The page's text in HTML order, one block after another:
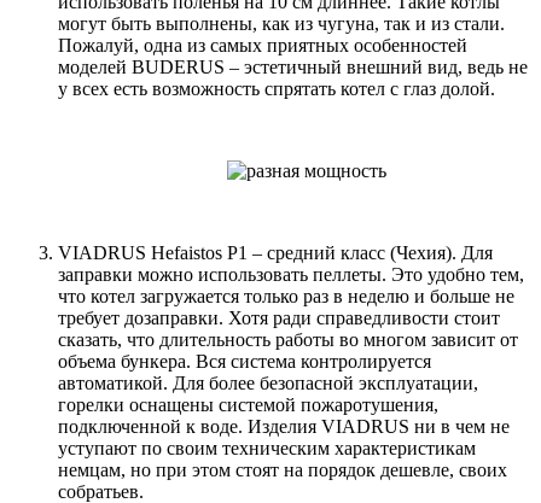
могут быть выполнены, как из чугуна, так и из стали.
Пожалуй, одна из самых приятных особенностей
моделей BUDERUS – эстетичный внешний вид, ведь не
у всех есть возможность спрятать котел с глаз долой.
VIADRUS Нefaistos P1 – средний класс (Чехия). Для
заправки можно использовать пеллеты. Это удобно тем,
что котел загружается только раз в неделю и больше не
требует дозаправки. Хотя ради справедливости стоит
сказать, что длительность работы во многом зависит от
объема бункера. Вся система контролируется
автоматикой. Для более безопасной эксплуатации,
горелки оснащены системой пожаротушения,
подключенной к воде. Изделия VIADRUS ни в чем не
уступают по своим техническим характеристикам
немцам, но при этом стоят на порядок дешевле, своих
собратьев.